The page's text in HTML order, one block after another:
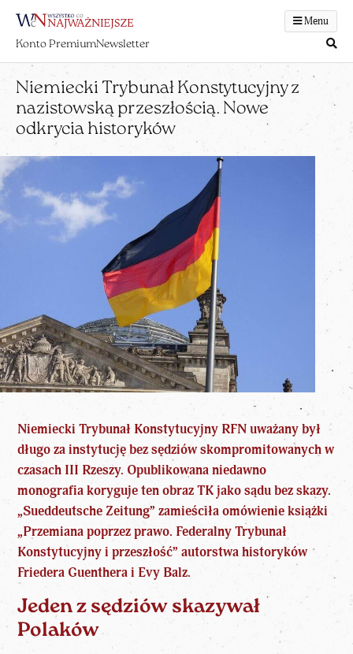
Menu
Konto PremiumNewsletter
Niemiecki Trybunał Konstytucyjny z
nazistowską przeszłością. Nowe
odkrycia historyków
Niemiecki Trybunał Konstytucyjny RFNuważany był
długo za instytucję bez sędziów skompromitowanych w
czasach III Rzeszy. Opublikowana niedawno
monografia koryguje ten obraz TK jako sądu bez skazy.
„Sueddeutsche Zeitung” zamieściła omówienie książki
„Przemiana poprzez prawo. Federalny Trybunał
Konstytucyjny i przeszłość” autorstwa historyków
Friedera Guenthera i Evy Balz.
Jeden z sędziów skazywał
Polaków